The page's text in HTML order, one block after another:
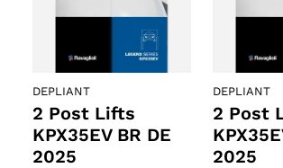
DEPLIANT
2 Post Lifts
KPX35EV BR DE
2025
DEPLIANT
2 Post
2025